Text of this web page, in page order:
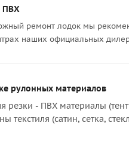
ПВХ
ремонт лодок мы
наших официальных
рулонных материалов
резки - ПВХ материалы
текстиля (сатин, сетка,